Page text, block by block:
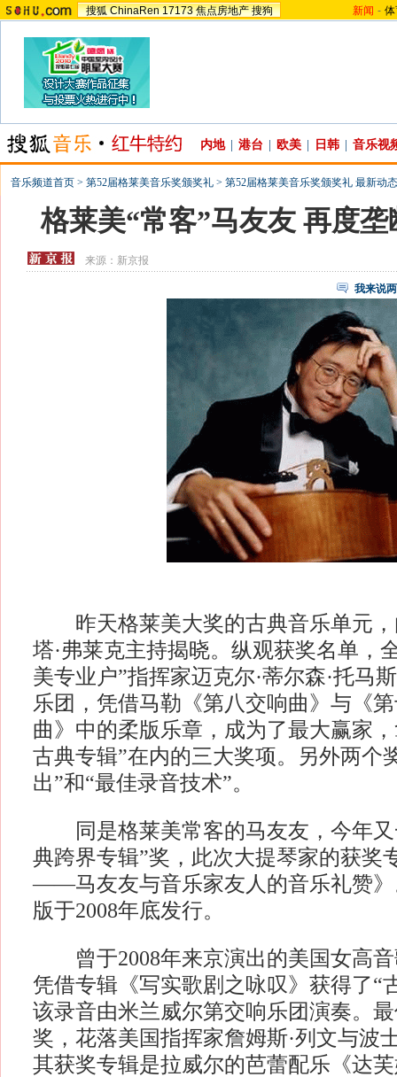
搜狐 ChinaRen 17173 焦点房地产 搜狗 新闻 -
内地 港台 欧美 日韩 音乐视
音乐频道首页 > 第52届格莱美音乐奖颁奖礼 > 第52届格莱美音乐奖颁奖礼 最新动态
格莱美“常客”马友友 再度垄
来源： 新京报
我来说
昨天格莱美大奖的古典音乐单元，
塔·弗莱克主持揭晓。纵观获奖名单，
美专业户”指挥家迈克尔·蒂尔森·托马
乐团，凭借马勒《第八交响曲》与《
曲》中的柔版乐章，成为了最大赢家
古典专辑”在内的三大奖项。另外两个
出”和“最佳录音技术”。
同是格莱美常客的马友友，今年又
典跨界专辑”奖，此次大提琴家的获奖
——马友友与音乐家友人的音乐礼赞》
版于2008年底发行。
曾于2008年来京演出的美国女高音
凭借专辑《写实歌剧之咏叹》获得了“
该录音由米兰威尔第交响乐团演奏。
奖，花落美国指挥家詹姆斯·列文与波
其获奖专辑是拉威尔的芭蕾配乐《达